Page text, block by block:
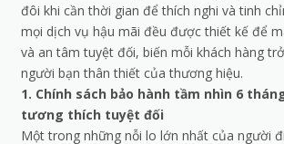
đôi khi cần thời gian để thích nghi và tinh
mọi dịch vụ hậu mãi đều được thiết kế để
và an tâm tuyệt đối, biến mỗi khách hàng
người bạn thân thiết của thương hiệu.
1. Chính sách bảo hành tầm nhìn 6
tương thích tuyệt đối
Một trong những nỗi lo lớn nhất của người